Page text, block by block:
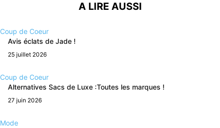
A LIRE AUSSI
Coup de Coeur
Avis éclats de Jade !
25 juillet 2026
Coup de Coeur
Alternatives Sacs de Luxe :Toutes les marques !
27 juin 2026
Mode